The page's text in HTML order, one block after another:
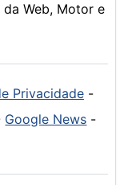
Web, Motor e
Privacidade-
Google News -